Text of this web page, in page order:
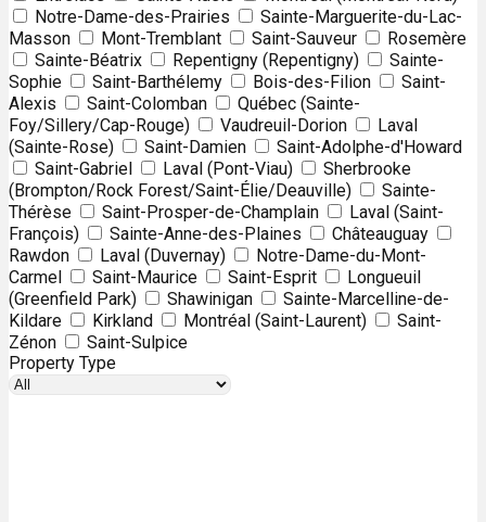
Notre-Dame-des-Prairies
Sainte-Marguerite-du-Lac-
Masson
Mont-Tremblant Saint-Sauveur
Rosemère
Sainte-Béatrix
Repentigny (Repentigny)
Sainte-
Sophie
Saint-Barthélemy Bois-des-Filion
Saint-
Alexis
Saint-Colomban
Québec (Sainte-
Foy/Sillery/Cap-Rouge)
Vaudreuil-Dorion
Laval
(Sainte-Rose)
Saint-Damien
Saint-Adolphe-d'Howard
Saint-Gabriel
Laval (Pont-Viau)
Sherbrooke
(Brompton/Rock Forest/Saint-Élie/Deauville)
Sainte-
Thérèse
Saint-Prosper-de-Champlain
Laval (Saint-
François)
Sainte-Anne-des-Plaines
Châteauguay
Rawdon
Laval (Duvernay)
Notre-Dame-du-Mont-
Carmel
Saint-Maurice Saint-Esprit
Longueuil
(Greenfield Park)
Shawinigan
Sainte-Marcelline-de-
Kildare
Kirkland Montréal (Saint-Laurent)
Saint-
Zénon
Saint-Sulpice
Property Type